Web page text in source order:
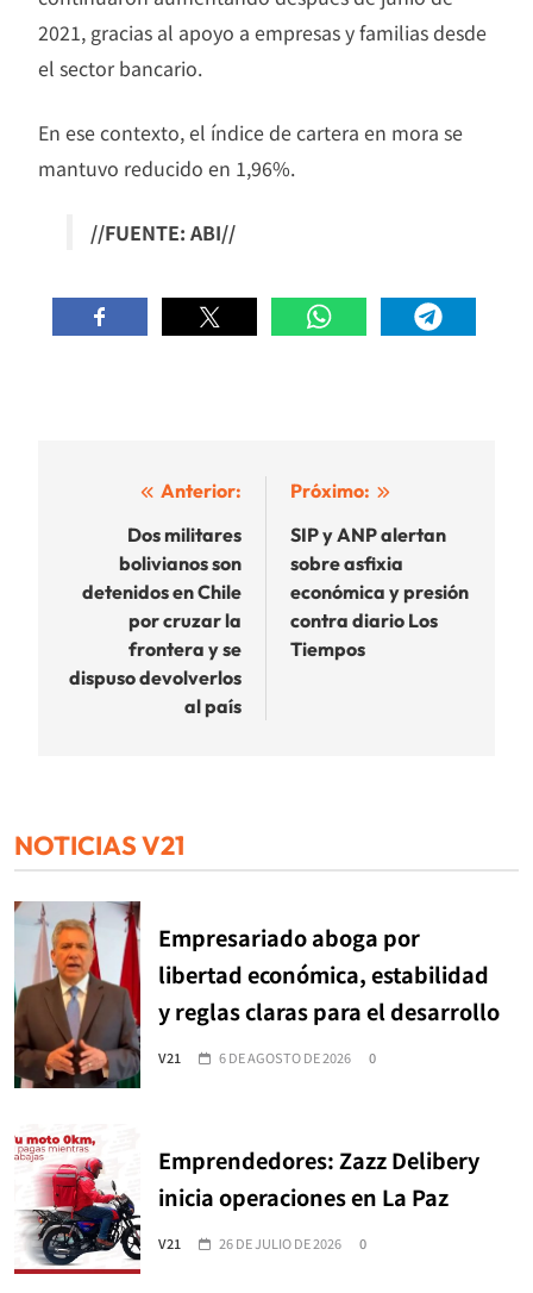
2021, gracias al apoyo a empresas y familias desde
el sector bancario.
En ese contexto, el índice de cartera en mora se
mantuvo reducido en 1,96%.
//FUENTE: ABI//
Navegación
entradas
Anterior:
Dos militares
bolivianos son
detenidos en Chile
por cruzar la
frontera y se
dispuso devolverlos
al país
Próximo:
SIP y ANP alertan
sobre asfixia
económica y presión
contra diario Los
Tiempos
NOTICIAS V21
Empresariado aboga por
libertad económica, estabilidad
y reglas claras para el desarrollo
V21 6 DE AGOSTO DE 2026 0
Emprendedores: Zazz Delibery
inicia operaciones en La Paz
V21 26 DE JULIO DE 2026 0